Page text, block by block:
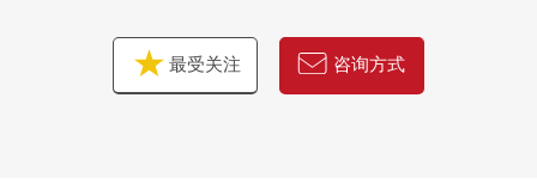
最受关注 咨询方式